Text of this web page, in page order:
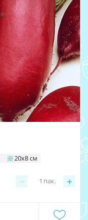
20х8 см
− +
1 пак.